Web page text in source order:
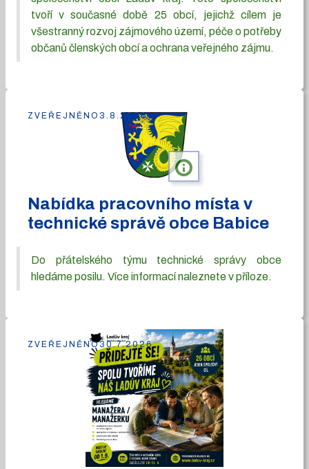
tvoří v současné době 25 obcí, jejichž cílem je
všestranný rozvoj zájmového území, péče o potřeby
občanů členských obcí a ochrana veřejného zájmu.
info
Nabídka pracovního místa v
technické správě obce Babice
Do přátelského týmu technické správy obce
hledáme posilu. Více informací naleznete v příloze.
ZVEŘEJNĚNO 3.8.2026
ZVEŘEJNĚNO30.7.2026